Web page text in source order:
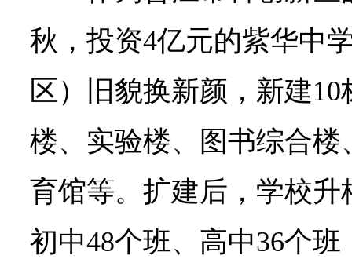
秋，投资4亿元的紫华中
区）旧貌换新颜，新建
楼、实验楼、图书综合
育馆等。扩建后，学校
初中48个班、高中36个